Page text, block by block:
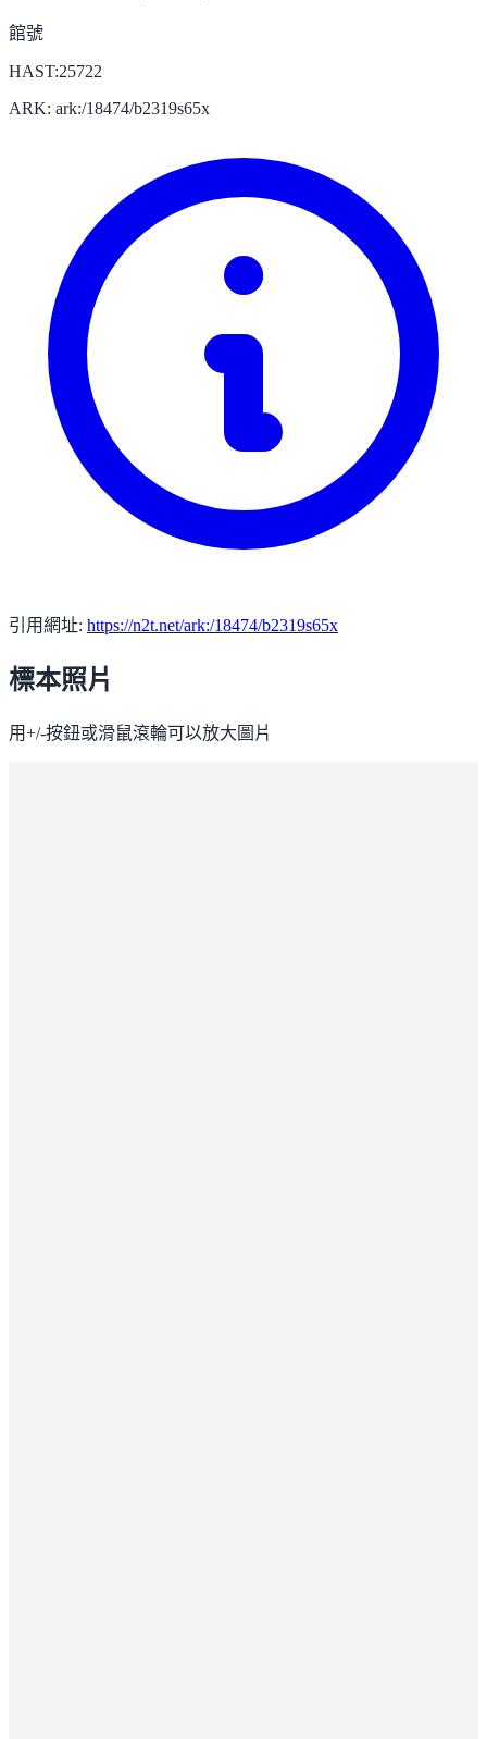
館號
HAST:25722
ARK: ark:/18474/b2319s65x
引用網址: https://n2t.net/ark:/18474/b2319s65x
標本照片
用+/-按鈕或滑鼠滾輪可以放大圖片